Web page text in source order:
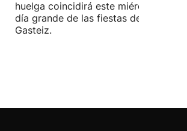
huelga coincidirá este miércoles con
día grande de las fiestas de Vitoria-
Gasteiz.